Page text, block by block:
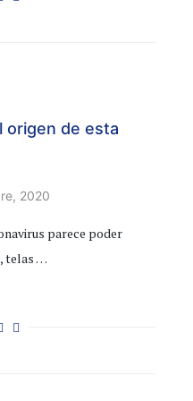
origen de esta
2020
parece poder
telas …